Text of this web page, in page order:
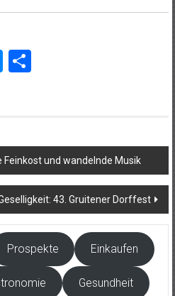
Messenger
Teilen
und wandelnde Musik
43. Gruitener Dorffest
Prospekte Einkaufen
Gesundheit